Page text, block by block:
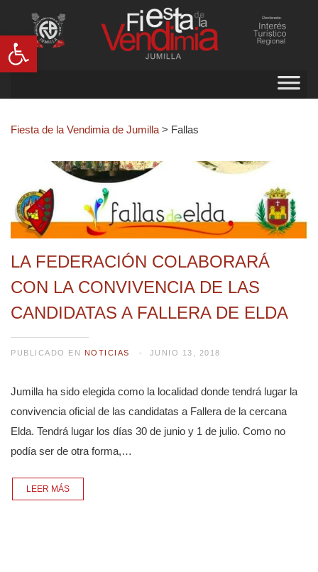
Abrir barra de herramientas
Fiesta de la Vendimia de Jumilla > Fallas
LA FEDERACIÓN COLABORARÁ
CON LA CONVIVENCIA DE LAS
CANDIDATAS A FALLERA DE ELDA
PUBLICADO EN NOTICIAS JUNIO 13, 2018
Jumilla ha sido elegida como la localidad donde tendrá lugar la
convivencia oficial de las candidatas a Fallera de la cercana
Elda. Tendrá lugar los días 30 de junio y 1 de julio. Como no
podía ser de otra forma,…
LEER MÁS